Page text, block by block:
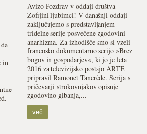
in
Avizo Pozdrav v oddaji društva
Zofijini ljubimci! V današnji oddaji
zaključujemo s predstavljanjem
tridelne serije posvečene zgodovini
anarhizma. Za izhodišče smo si vzeli
francosko dokumentarno serijo »Brez
bogov in gospodarjev«, ki jo je leta
2016 za televizijsko postajo ARTE
pripravil Ramonet Tancrède. Serija s
pričevanji strokovnjakov opisuje
zgodovino gibanja,...
več